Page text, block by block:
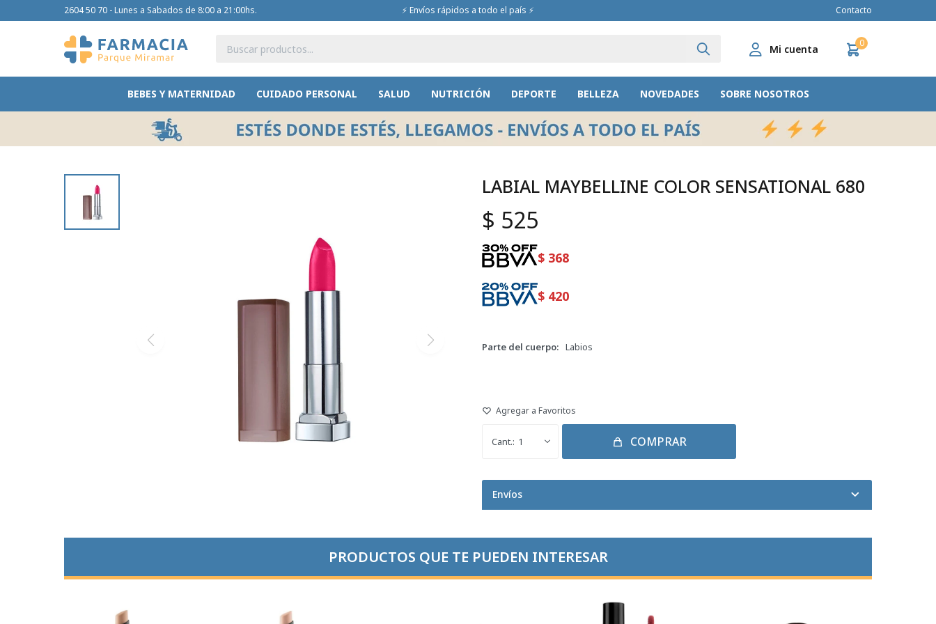
BEBES Y MATERNIDAD CUIDADO PERSONAL SALUD NUTRICIÓN DEPORTE BELLEZA NOVEDADES SOBRE NOSOTROS
0
2604 50 70 - Lunes a Sabados de 8:00 a 21:00hs. ⚡ Envíos rápidos a todo el país ⚡ Contacto
LABIAL MAYBELLINE COLOR SENSATIONAL 680
$ 525
$ 368
$ 420
Parte del cuerpo Labios
1 COMPRAR
Envíos
PRODUCTOS QUE TE PUEDEN INTERESAR